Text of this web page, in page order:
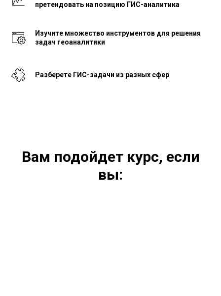
претендовать на позицию ГИС-аналитика
Изучите множество инструментов для решения
задач геоаналитики
Разберете ГИС-задачи из разных сфер
Вам подойдет курс, если
вы: